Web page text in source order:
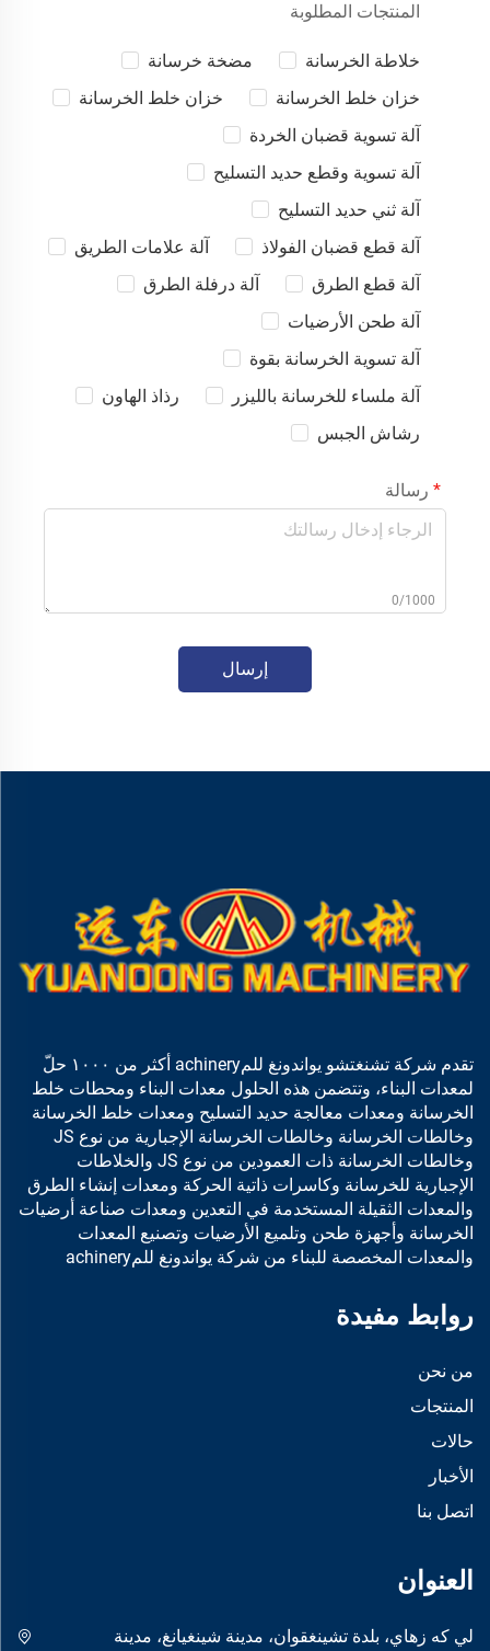
المنتجات المطلوبة
خلاطة الخرسانة
مضخة خرسانة
خزان خلط الخرسانة
خزان خلط الخرسانة
آلة تسوية قضبان الخردة
آلة تسوية وقطع حديد التسليح
آلة ثني حديد التسليح
آلة قطع قضبان الفولاذ
آلة علامات الطريق
آلة قطع الطرق
آلة درفلة الطرق
آلة طحن الأرضيات
آلة تسوية الخرسانة بقوة
آلة ملساء للخرسانة بالليزر
رذاذ الهاون
رشاش الجبس
رسالة
0/1000
إرسال
تقدم شركة تشنغتشو يواندونغ للمachinery أكثر من ١٠٠٠ حلّ
لمعدات البناء، وتتضمن هذه الحلول معدات البناء ومحطات خلط
الخرسانة ومعدات معالجة حديد التسليح ومعدات خلط الخرسانة
وخالطات الخرسانة وخالطات الخرسانة الإجبارية من نوع JS
وخالطات الخرسانة ذات العمودين من نوع JS والخلاطات
الإجبارية للخرسانة وكاسرات ذاتية الحركة ومعدات إنشاء الطرق
والمعدات الثقيلة المستخدمة في التعدين ومعدات صناعة أرضيات
الخرسانة وأجهزة طحن وتلميع الأرضيات وتصنيع المعدات
والمعدات المخصصة للبناء من شركة يواندونغ للمachinery
روابط مفيدة
من نحن
المنتجات
حالات
الأخبار
اتصل بنا
العنوان
لي كه زهاي، بلدة تشينغقوان، مدينة شينغيانغ، مدينة